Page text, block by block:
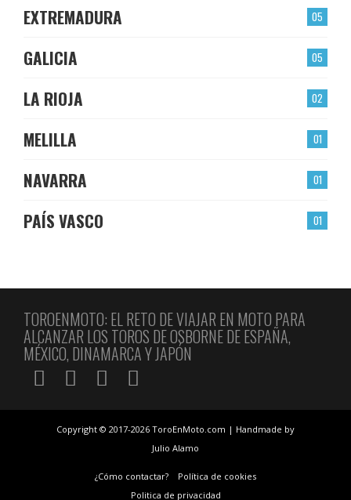
05
EXTREMADURA
05
GALICIA
02
LA RIOJA
01
MELILLA
01
NAVARRA
01
PAÍS VASCO
TOROENMOTO: EL RETO DE VIAJAR EN MOTO PARA
ALCANZAR LOS TOROS DE OSBORNE DE ESPAÑA,
MÉXICO, DINAMARCA Y JAPÓN
Copyright © 2017-2026 ToroEnMoto.com | Handmade by
Julio Alamo
¿Cómo contactar?
Política de cookies
Politica de privacidad